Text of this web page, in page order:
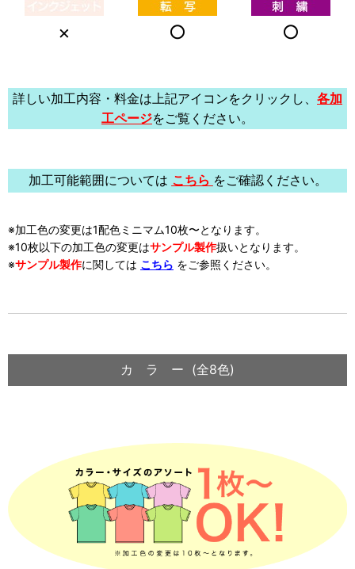
× ○ ○
詳しい加工内容・料金は上記アイコンをクリックし、 各加
工ページをご覧ください。
加工可能範囲については こちら をご確認ください。
※加工色の変更は1配色ミニマム10枚〜となります。
※10枚以下の加工色の変更はサンプル製作扱いとなります。
※サンプル製作に関しては こちら をご参照ください。
カ ラ ー (全8色)